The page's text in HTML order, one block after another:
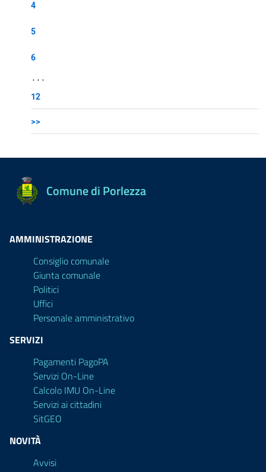
4
5
6
...
12
>>
Comune di Porlezza
AMMINISTRAZIONE
Consiglio comunale
Giunta comunale
Politici
Uffici
Personale amministrativo
SERVIZI
Pagamenti PagoPA
Servizi On-Line
Calcolo IMU On-Line
Servizi ai cittadini
SitGEO
NOVITÀ
Avvisi